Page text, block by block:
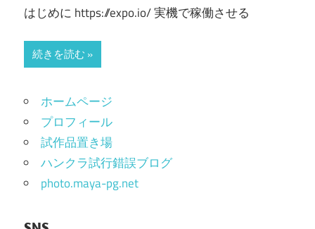
はじめに https://expo.io/ 実機で稼働させる
続きを読む
ホームページ
プロフィール
試作品置き場
ハンクラ試行錯誤ブログ
photo.maya-pg.net